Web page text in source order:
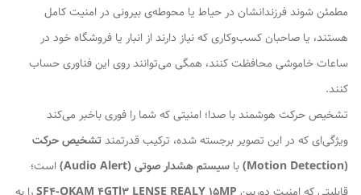
مطمئن شوند فرزندانشان در حیاط یا محوطه‌ی بیرونی در امنیت کامل
هستند، یا صاحبان کسب‌وکاری که نیاز دارند از انبار یا فروشگاه خود در
ساعات خاموشی محافظت کنند، همگی می‌توانند روی این فناوری حساب
کنند.
تشخیص حرکت هوشمند با صدا؛ امنیتی که شما را فوری باخبر می‌کند
ویژگی‌ای که در این تصویر برجسته شده، ترکیب قدرتمند تشخیص حرکت
(Motion Detection)
با سیستم هشدار صوتی (Audio Alert)
است؛
قابلیتی که امنیت دوربین SF4-OKAM 4GTl3 LENSE REALY 15MPرا به